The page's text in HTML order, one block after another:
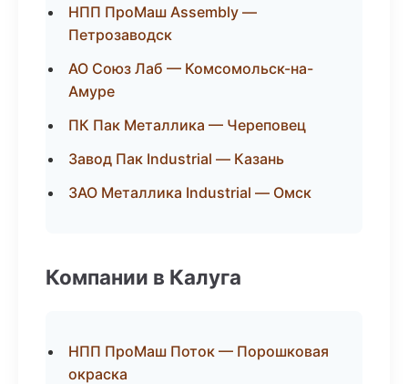
НПП ПроМаш Assembly —
Петрозаводск
АО Союз Лаб — Комсомольск-на-
Амуре
ПК Пак Металлика — Череповец
Завод Пак Industrial — Казань
ЗАО Металлика Industrial — Омск
Компании в Калуга
НПП ПроМаш Поток — Порошковая
окраска